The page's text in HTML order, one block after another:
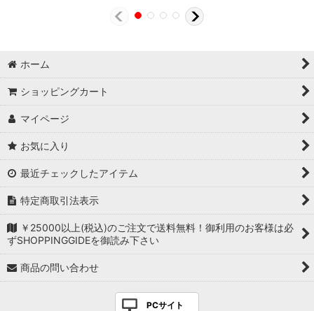
ホーム
ショッピングカート
マイページ
お気に入り
最近チェックしたアイテム
特定商取引法表示
￥25000以上(税込)のご注文で送料無料！御利用のお客様は必
ずSHOPPINGGIDEを御読み下さい
商品の問い合わせ
PCサイト